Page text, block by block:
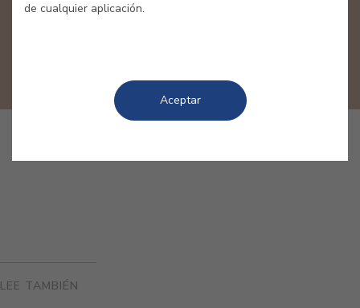
Aquí encontrarás ideas originales y soluciones
LEE TAMBIÉN
de cualquier aplicación.
Aceptar